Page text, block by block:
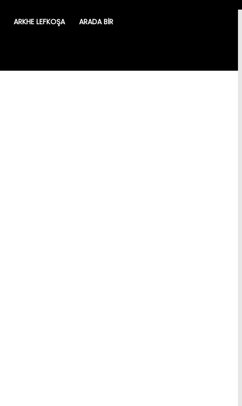
ARKHE LEFKOŞA ARADA BIR